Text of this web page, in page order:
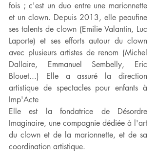
fois ; c'est un duo entre une marionnette
et un clown. Depuis 2013, elle peaufine
ses talents de clown (Emilie Valantin, Luc
Laporte) et ses efforts autour du clown
avec plusieurs artistes de renom (Michel
Dallaire, Emmanuel Sembelly, Eric
Blouet...) Elle a assuré la direction
artistique de spectacles pour enfants à
Imp'Acte
Elle est la fondatrice de Désordre
Imaginaire, une compagnie dédiée à l'art
du clown et de la marionnette, et de sa
coordination artistique.